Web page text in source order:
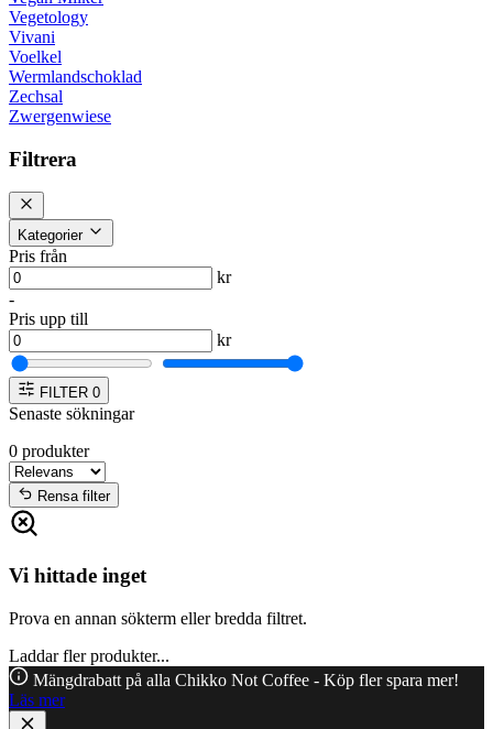
Vegetology
Vivani
Voelkel
Wermlandschoklad
Zechsal
Zwergenwiese
Filtrera
Kategorier
Pris från
kr
-
Pris upp till
kr
FILTER 0
Senaste sökningar
0 produkter
Rensa filter
Vi hittade inget
Prova en annan sökterm eller bredda filtret.
Laddar fler produkter...
Mängdrabatt på alla Chikko Not Coffee - Köp fler spara mer!
Läs mer